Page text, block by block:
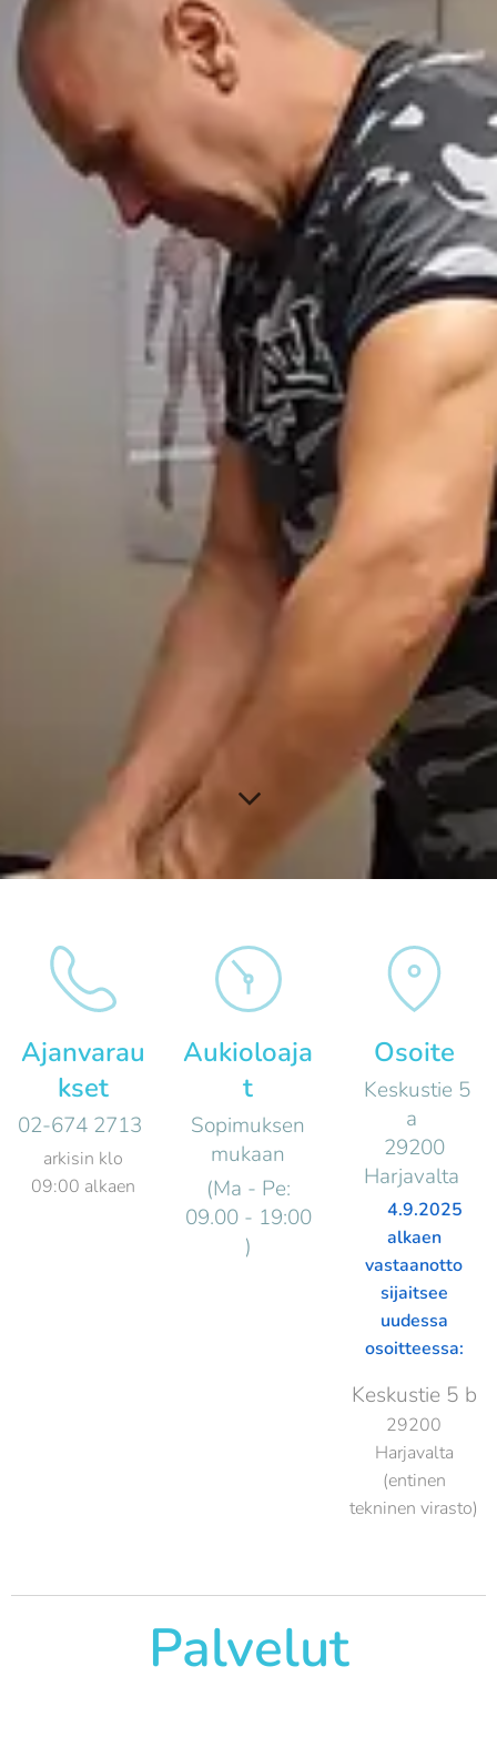
Ajanvarau
kset
02-674 2713
arkisin klo
09:00 alkaen
Aukioloaja
t
Sopimuksen
mukaan
(Ma - Pe:
09.00 - 19:00
)
Osoite
Keskustie 5
a
29200
Harjavalta
📍4.9.2025
alkaen
vastaanotto
sijaitsee
uudessa
osoitteessa:
Keskustie 5 b
29200
Harjavalta
(entinen
tekninen virasto)
Palvelut